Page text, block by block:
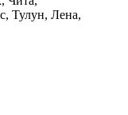
Тулун, Лена,